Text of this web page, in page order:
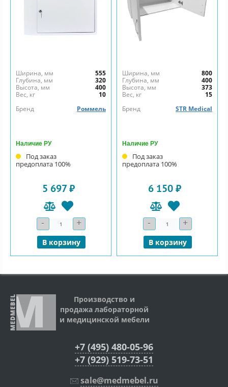
Ширина, мм
555
Глубина, мм
320
Высота, мм
400
Вес, кг
10
Бренд
Роммель
Наличие РУ
Под заказ
предоплата 100%
5 697 ₽
- Количество+
В корзину
Ширина, мм
800
Глубина, мм
400
Высота, мм
373
Вес, кг
15
Бренд
STR Medical
Наличие РУ
Под заказ
предоплата 100%
6 150 ₽
- Количество+
В корзину
Производство и
продажа лабораторной
и медицинской мебели
+7 (495) 480-05-96
+7 (929) 519-73-51
sale@medmebel.ru